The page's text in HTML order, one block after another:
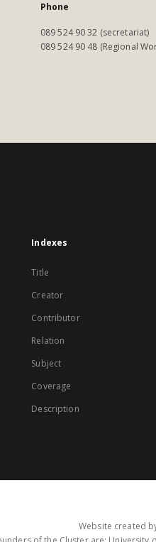
Phone
089 524 90 32 (secretariat)
089 524 90 48 (Regional
Indexes
Title
Creator
Contributor
Relation
Subject
Coverage
Description
Website created